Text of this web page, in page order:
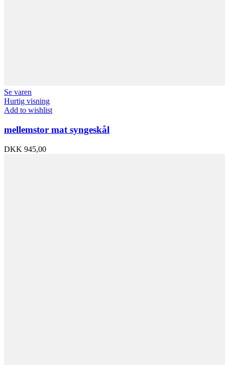
Se varen
Hurtig visning
Add to wishlist
mellemstor mat syngeskål
DKK 945,00